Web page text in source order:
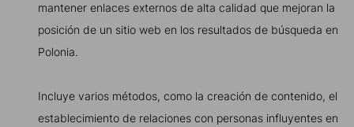
mantener enlaces externos de alta calidad que mejoran la
posición de un sitio web en los resultados de búsqueda en
Polonia.
Incluye varios métodos, como la creación de contenido, el
establecimiento de relaciones con personas influyentes en